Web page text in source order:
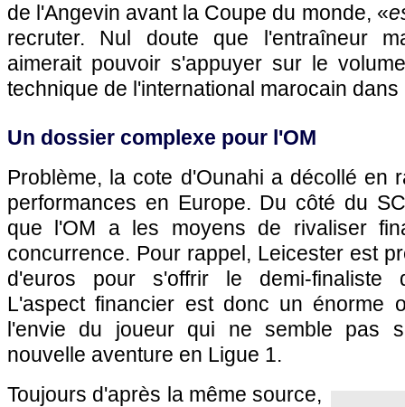
de l'Angevin avant la Coupe du monde, «
recruter. Nul doute que l'entraîneur
aimerait pouvoir s'appuyer sur le
technique de l'international marocain dans
Un dossier complexe pour l'OM
Problème, la cote d'Ounahi a décollé en
performances en Europe. Du côté du
que l'OM a les moyens de rivaliser
concurrence. Pour rappel, Leicester est
d'euros pour s'offrir le demi-finaliste
L'aspect financier est donc un énorme
l'envie du joueur qui ne semble pas
nouvelle aventure en Ligue 1.
Toujours d'après la même source,